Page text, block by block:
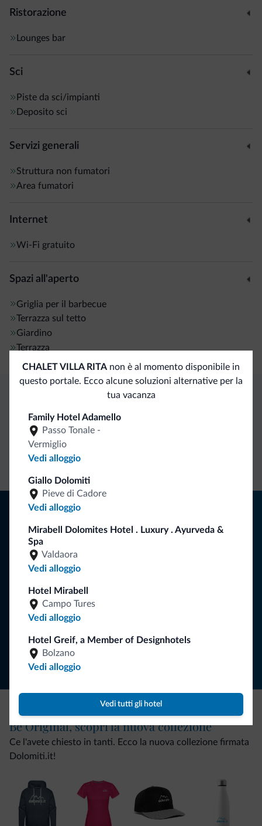
Ristorazione
Lounges bar
Sci
Piste da sci/impianti
Deposito sci
Servizi generali
Struttura non fumatori
Area fumatori
Internet
Wi-Fi gratuito
Spazi all'aperto
Griglia per il barbecue
Terrazza sul tetto
Giardino
Terrazza
CHALET VILLA RITA non è al momento disponibile in
questo portale. Ecco alcune soluzioni alternative per la
tua vacanza
Family Hotel Adamello
Passo Tonale -
Vermiglio
Vedi alloggio
Giallo Dolomiti
Pieve di Cadore
Vedi alloggio
Mirabell Dolomites Hotel . Luxury . Ayurveda &
Spa
Valdaora
Vedi alloggio
Hotel Mirabell
Campo Tures
Vedi alloggio
Hotel Greif, a Member of Designhotels
Bolzano
Vedi alloggio
Vedi tutti gli hotel
Vantaggi esclusivi Dolomiti.it
Contatto
diretto
Segui Dolomiti.it
Consigli dalle Dolomiti
Riceverai informazioni, offerte esclusive e news per la tua
ISCRIVITI ALLA NEWSLETTER
Be Original, scopri la nuova collezione
Ce l'avete chiesto in tanti. Ecco la nuova collezione firmata
Dolomiti.it!